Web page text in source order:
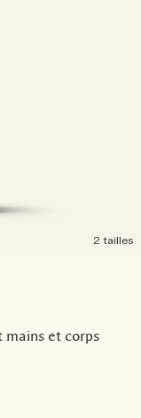
2 tailles
et corps